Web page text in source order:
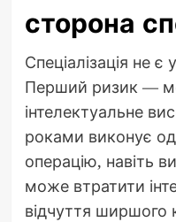
сторона
Спеціалізація не
Перший ризик —
інтелектуальне
роками виконує
операцію, навіть
може втратити
відчуття ширшого